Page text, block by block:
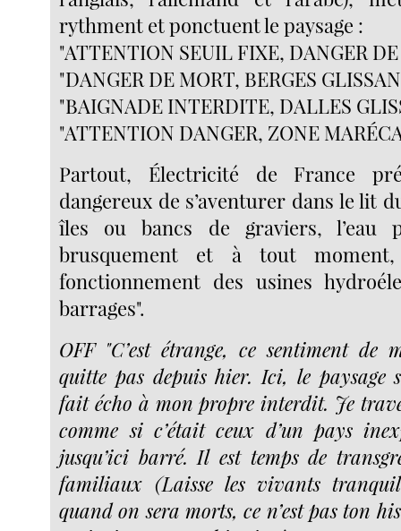
rythment et ponctuent le paysage :
"ATTENTION SEUIL FIXE, DANGER
"DANGER DE MORT, BERGES
"BAIGNADE INTERDITE, DALLES
"ATTENTION DANGER, ZONE
Partout, Électricité de France
dangereux de s’aventurer dans le lit
îles ou bancs de graviers, l’eau
brusquement et à tout
fonctionnement des usines
barrages".
OFF "C’est étrange, ce sentiment de
quitte pas depuis hier. Ici, le paysage
fait écho à mon propre interdit. Je
comme si c’était ceux d’un pays
jusqu’ici barré. Il est temps de
familiaux (Laisse les vivants
quand on sera morts, ce n’est pas ton